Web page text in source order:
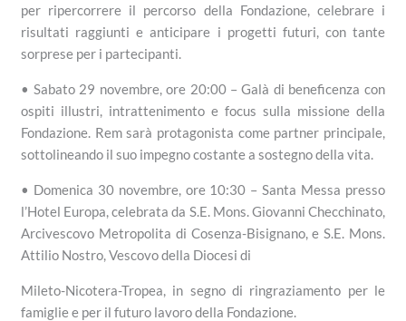
per ripercorrere il percorso della Fondazione, celebrare i
risultati raggiunti e anticipare i progetti futuri, con tante
sorprese per i partecipanti.
• Sabato 29 novembre, ore 20:00 – Galà di beneficenza con
ospiti illustri, intrattenimento e focus sulla missione della
Fondazione. Rem sarà protagonista come partner principale,
sottolineando il suo impegno costante a sostegno della vita.
• Domenica 30 novembre, ore 10:30 – Santa Messa presso
l’Hotel Europa, celebrata da S.E. Mons. Giovanni Checchinato,
Arcivescovo Metropolita di Cosenza-Bisignano, e S.E. Mons.
Attilio Nostro, Vescovo della Diocesi di
Mileto-Nicotera-Tropea, in segno di ringraziamento per le
famiglie e per il futuro lavoro della Fondazione.